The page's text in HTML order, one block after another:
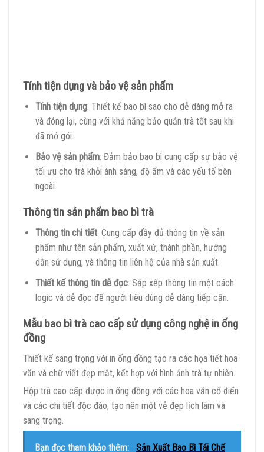
Tính tiện dụng và bảo vệ sản phẩm
Tính tiện dụng: Thiết kế bao bì sao cho dễ dàng mở ra
và đóng lại, cùng với khả năng bảo quản trà tốt sau khi
đã mở gói.
Bảo vệ sản phẩm: Đảm bảo bao bì cung cấp sự bảo vệ
tối ưu cho trà khỏi ánh sáng, độ ẩm và các yếu tố bên
ngoài.
Thông tin sản phẩm bao bì trà
Thông tin chi tiết: Cung cấp đầy đủ thông tin về sản
phẩm như tên sản phẩm, xuất xứ, thành phần, hướng
dẫn sử dụng, và thông tin liên hệ của nhà sản xuất.
Thiết kế thông tin dễ đọc: Sắp xếp thông tin một cách
logic và dễ đọc để người tiêu dùng dễ dàng tiếp cận.
Mẫu bao bì trà cao cấp sử dụng công nghệ in ống
đồng
Thiết kế sang trọng với in ống đồng tạo ra các họa tiết hoa
văn và chữ viết đẹp mắt, kết hợp với hình ảnh trà tự nhiên.
Hộp trà cao cấp được in ống đồng với các hoa văn cổ điển
và các chi tiết độc đáo, tạo nên một vẻ đẹp lịch lãm và
sang trọng.
Bạn đọc tham khảo thêm: Sản Xuất Bao Bì Tái Chế